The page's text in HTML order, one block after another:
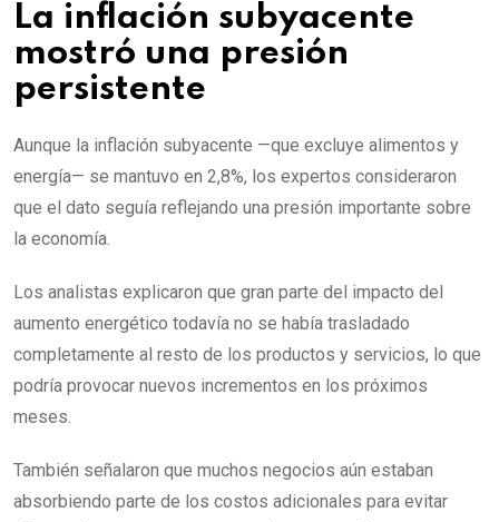
La inflación subyacente
mostró una presión
persistente
Aunque la inflación subyacente —que excluye alimentos y
energía— se mantuvo en 2,8%, los expertos consideraron
que el dato seguía reflejando una presión importante sobre
la economía.
Los analistas explicaron que gran parte del impacto del
aumento energético todavía no se había trasladado
completamente al resto de los productos y servicios, lo que
podría provocar nuevos incrementos en los próximos
meses.
También señalaron que muchos negocios aún estaban
absorbiendo parte de los costos adicionales para evitar